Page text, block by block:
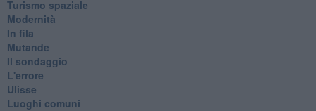
Turismo spaziale
Modernità
In fila
Mutande
Il sondaggio
L'errore
Ulisse
Luoghi comuni